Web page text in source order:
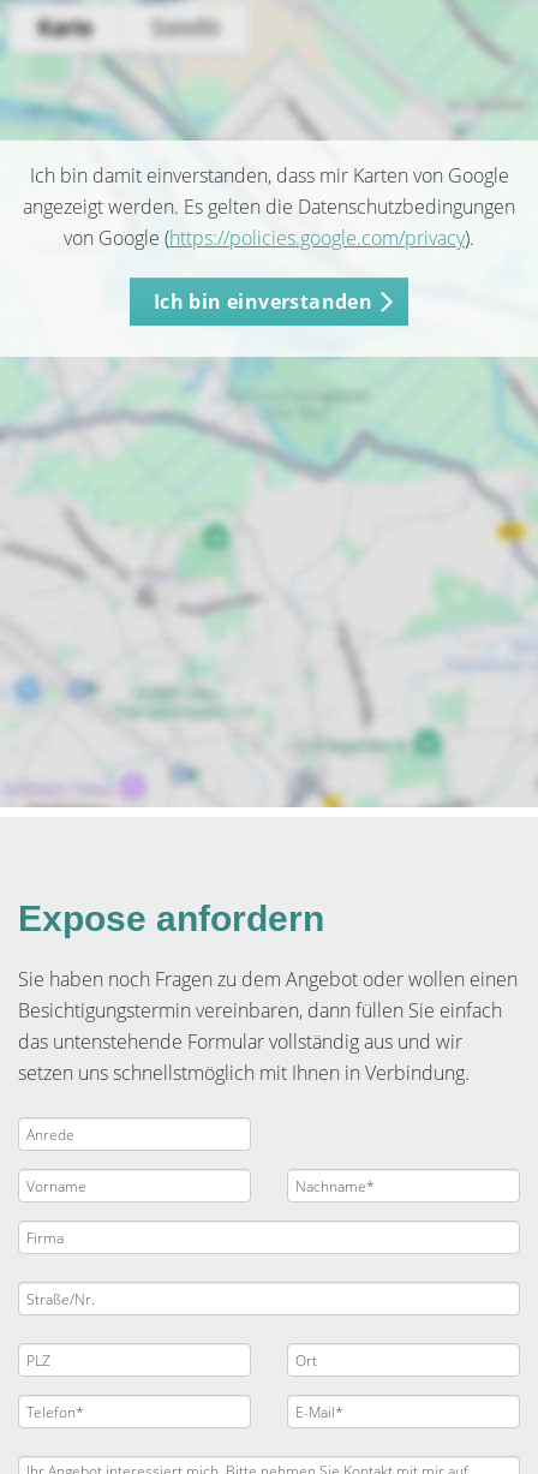
Ich bin damit einverstanden, dass mir Karten von Google
angezeigt werden. Es gelten die Datenschutzbedingungen
von Google (https://policies.google.com/privacy).
Ich bin einverstanden
Expose anfordern
Sie haben noch Fragen zu dem Angebot oder wollen einen
Besichtigungstermin vereinbaren, dann füllen Sie einfach
das untenstehende Formular vollständig aus und wir
setzen uns schnellstmöglich mit Ihnen in Verbindung.